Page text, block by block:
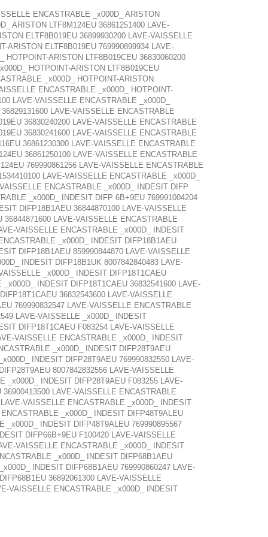
ENCASTRABLE _x000D_ ARISTON
ARISTON LTF8M124EU 36861251400 LAVE-
ELTF8B019EU 36899930200 LAVE-VAISSELLE
ARISTON ELTF8B019EU 769990899934 LAVE-
ARISTON LTF8B019CEU 36830060200
HOTPOINT-ARISTON LTF8B019CEU
_x000D_ HOTPOINT-ARISTON
ENCASTRABLE _x000D_ HOTPOINT-
LAVE-VAISSELLE ENCASTRABLE _x000D_
LAVE-VAISSELLE ENCASTRABLE
36830240200 LAVE-VAISSELLE ENCASTRABLE
36830241600 LAVE-VAISSELLE ENCASTRABLE
36861230300 LAVE-VAISSELLE ENCASTRABLE
36861250100 LAVE-VAISSELLE ENCASTRABLE
769990861256 LAVE-VAISSELLE ENCASTRABLE
LAVE-VAISSELLE ENCASTRABLE _x000D_
ENCASTRABLE _x000D_ INDESIT DIFP
_x000D_ INDESIT DIFP 6B+9EU 769991004204
DIFP18B1AEU 36844870100 LAVE-VAISSELLE
LAVE-VAISSELLE ENCASTRABLE
VAISSELLE ENCASTRABLE _x000D_ INDESIT
_x000D_ INDESIT DIFP18B1AEU
DIFP18B1AEU 859990844870 LAVE-VAISSELLE
INDESIT DIFP18B1UK 8007842840483 LAVE-
_x000D_ INDESIT DIFP18T1CAEU
INDESIT DIFP18T1CAEU 36832541600 LAVE-
36832543600 LAVE-VAISSELLE
769990832547 LAVE-VAISSELLE ENCASTRABLE
LAVE-VAISSELLE _x000D_ INDESIT
DIFP18T1CAEU F083254 LAVE-VAISSELLE
VAISSELLE ENCASTRABLE _x000D_ INDESIT
_x000D_ INDESIT DIFP28T9AEU
INDESIT DIFP28T9AEU 769990832550 LAVE-
8007842832556 LAVE-VAISSELLE
_x000D_ INDESIT DIFP28T9AEU F083255 LAVE-
LAVE-VAISSELLE ENCASTRABLE
VAISSELLE ENCASTRABLE _x000D_ INDESIT
_x000D_ INDESIT DIFP48T9ALEU
_x000D_ INDESIT DIFP48T9ALEU 769990895567
DIFP66B+9EU F100420 LAVE-VAISSELLE
VAISSELLE ENCASTRABLE _x000D_ INDESIT
_x000D_ INDESIT DIFP68B1AEU
INDESIT DIFP68B1AEU 769990860247 LAVE-
36892061300 LAVE-VAISSELLE
VAISSELLE ENCASTRABLE _x000D_ INDESIT